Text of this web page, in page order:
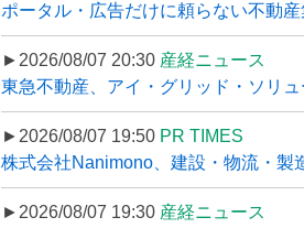
ポータル・広告だけに頼らない不動
►2026/08/07 20:30 産経ニュース
東急不動産、アイ・グリッド・ソリ
►2026/08/07 19:50 PR TIMES
株式会社Nanimono、建設・物流・製
►2026/08/07 19:30 産経ニュース